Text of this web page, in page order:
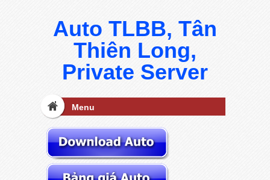
Auto TLBB, Tân
Thiên Long,
Private Server
Menu